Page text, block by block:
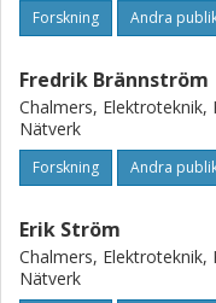
Forskning Andra
Fredrik Brännström
Chalmers,
Nätverk
Forskning Andra
Erik Ström
Chalmers,
Nätverk